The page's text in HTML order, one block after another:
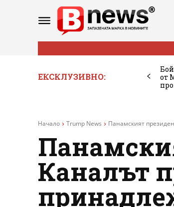
ЕКСКЛУЗИВНО:
от
Начало Trump News Панамският
Каналът